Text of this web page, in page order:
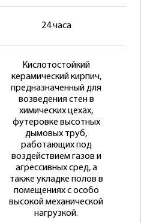
24 часа
Кислотостойкий
керамический кирпич,
предназначенный для
возведения стен в
химических цехах,
футеровке высотных
дымовых труб,
работающих под
воздействием газов и
агрессивных сред, а
также укладке полов в
помещениях с особо
высокой механической
нагрузкой.